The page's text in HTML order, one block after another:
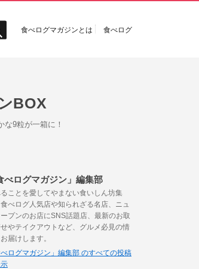
食べログマガジンとは 食べログ
BOX
9粒が一箱に！
べログマガジン」編集部
ことを愛してやまない食いしん坊集
食べログ人気店や知られざる名店、ニュ
プンのお店にSNS話題店、最新のお取
せやテイクアウトなど、グルメ必見の情
届けします。
べログマガジン」編集部 のすべての投稿